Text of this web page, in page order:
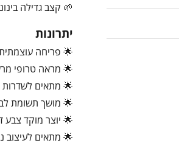
🌱 קצב גדילה
יתרונות
🌟 פריחה
🌟 מראה טרופי
🌟 מתאים לשדרות
🌟 מושך תשומת
🌟 יוצר מוקד צבע
🌟 מתאים לעיצוב